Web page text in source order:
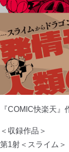
『COMIC快楽天』
＜収録作品＞
第1射＜スライム＞